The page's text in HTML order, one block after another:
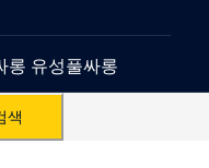
롱 유성풀싸롱